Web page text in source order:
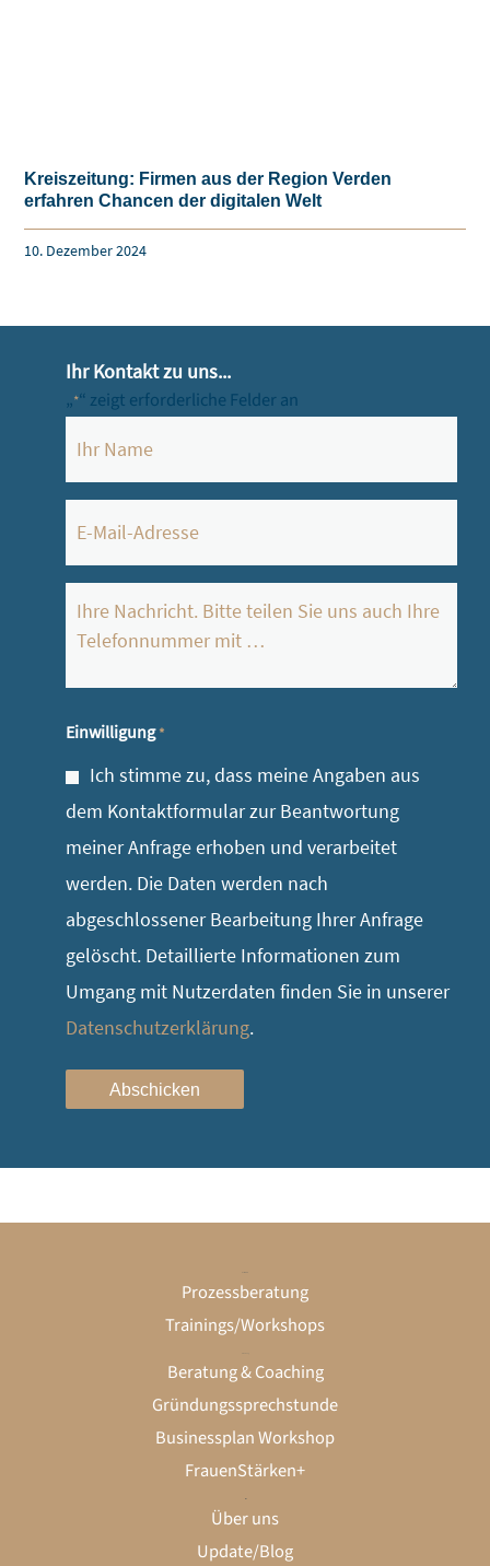
Kreiszeitung: Firmen aus der Region Verden
erfahren Chancen der digitalen Welt
10. Dezember 2024
Ihr Kontakt zu uns...
„*“ zeigt erforderliche Felder an
Mail
*
Nachricht
Einwilligung *
Ich stimme zu, dass meine Angaben aus
dem Kontaktformular zur Beantwortung
meiner Anfrage erhoben und verarbeitet
werden. Die Daten werden nach
abgeschlossener Bearbeitung Ihrer Anfrage
gelöscht. Detaillierte Informationen zum
Umgang mit Nutzerdaten finden Sie in unserer
Datenschutzerklärung.
Abschicken
Prozessberatung
Trainings/Workshops
Beratung & Coaching
Gründungssprechstunde
Businessplan Workshop
FrauenStärken+
Über uns
Update/Blog